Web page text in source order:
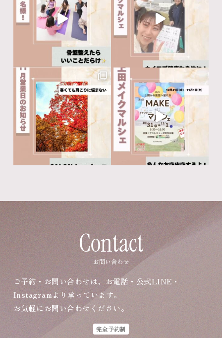
Contact
お問い合わせ
ご予約・お問い合わせは、お電話・公式LINE・
Instagramより承っています。
お気軽にお問い合わせください。
完全予約制